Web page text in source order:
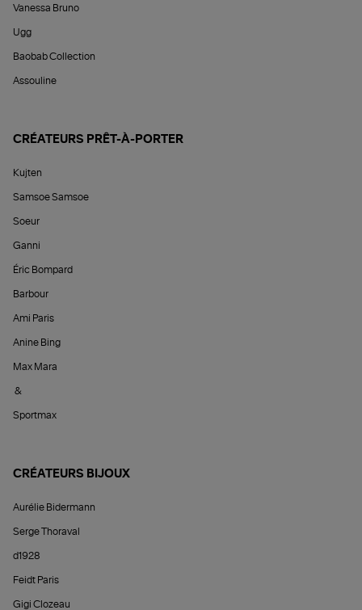
Vanessa Bruno
Ugg
Baobab Collection
Assouline
CRÉATEURS PRÊT-À-PORTER
Kujten
Samsoe Samsoe
Soeur
Ganni
Éric Bompard
Barbour
Ami Paris
Anine Bing
Max Mara
&
Sportmax
CRÉATEURS BIJOUX
Aurélie Bidermann
Serge Thoraval
d1928
Feidt Paris
Gigi Clozeau